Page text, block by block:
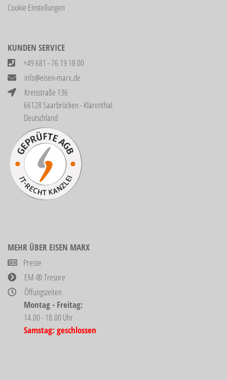
Cookie Einstellungen
KUNDEN SERVICE
+49 681 - 76 19 18 00
info@eisen-marx.de
Kreisstraße 136
66128 Saarbrücken - Klarenthal
Deutschland
MEHR ÜBER EISEN MARX
Presse
EM ® Tresore
Öffungszeiten
Montag - Freitag:
14.00 - 18.00 Uhr
Samstag: geschlossen